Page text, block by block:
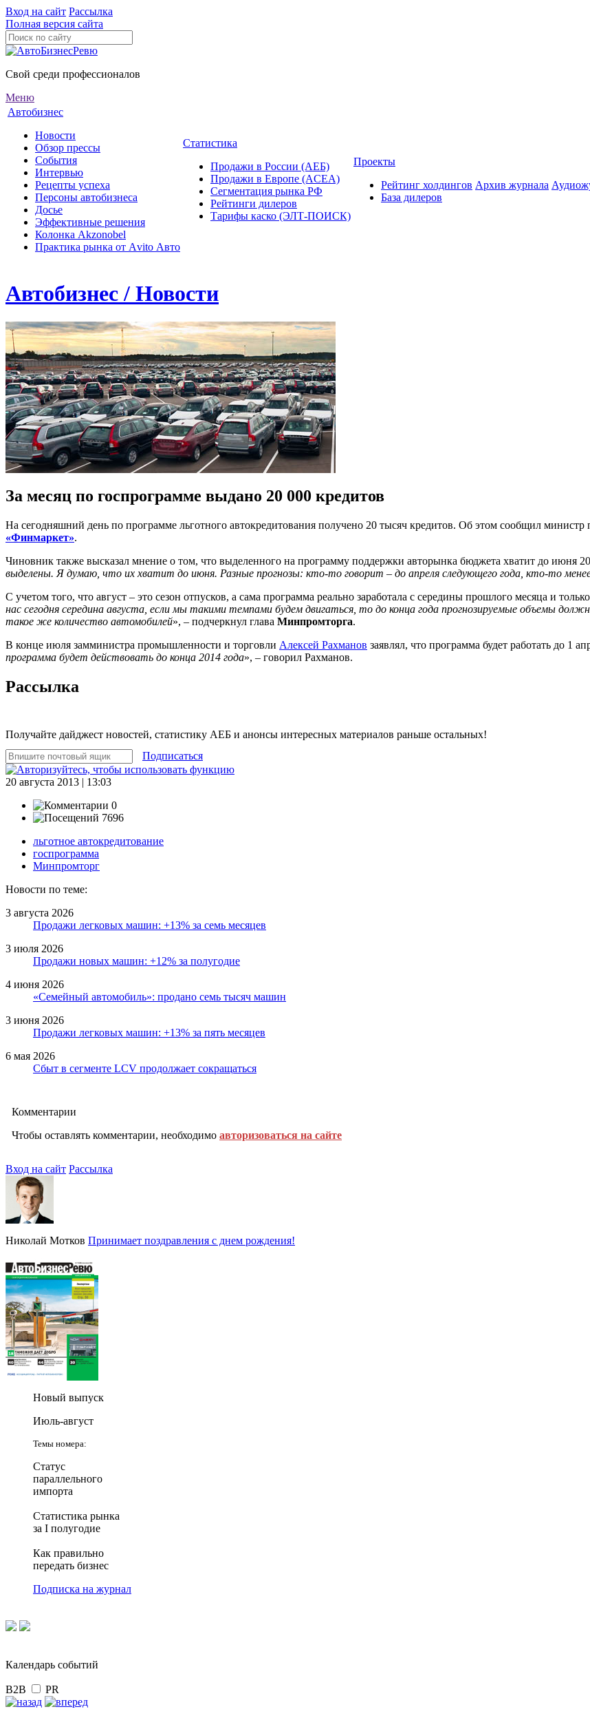
Вход на сайт Рассылка
Полная версия сайта
Свой среди профессионалов
Меню
Автобизнес
Новости
Обзор прессы
События
Интервью
Рецепты успеха
Персоны автобизнеса
Досье
Эффективные решения
Колонка Akzonobel
Практика рынка от Аvito Авто
Статистика
Продажи в России (АЕБ)
Продажи в Европе (ACEA)
Сегментация рынка РФ
Рейтинги дилеров
Тарифы каско (ЭЛТ-ПОИСК)
Проекты
Рейтинг холдингов
База дилеров
Архив журнала
Автобизнес / Новости
За месяц по госпрограмме выдано 20 000 кредитов
На сегодняшний день по программе льготного автокредитования получено 20 тысяч кредитов. Об этом сообщил
«Финмаркет».
Чиновник также высказал мнение о том, что выделенного на программу поддержки авторынка бюджета хватит до июня
выделены. Я думаю, что их хватит до июня. Разные прогнозы: кто-то говорит – до апреля следующего года, кто-то
С учетом того, что август – это сезон отпусков, а сама программа реально заработала с середины прошлого месяца и
нас сегодня середина августа, если мы такими темпами будем двигаться, то до конца года прогнозируемые объемы
такое же количество автомобилей», – подчеркнул глава Минпромторга.
В конце июля замминистра промышленности и торговли Алексей Рахманов заявлял, что программа будет работать до 1
программа будет действовать до конца 2014 года», – говорил Рахманов.
Рассылка
Получайте дайджест новостей, статистику АЕБ и анонсы интересных материалов раньше остальных!
Подписаться
20 августа 2013 | 13:03
0
7696
льготное автокредитование
госпрограмма
Минпромторг
Новости по теме:
3 августа 2026
Продажи легковых машин: +13% за семь месяцев
3 июля 2026
Продажи новых машин: +12% за полугодие
4 июня 2026
«Семейный автомобиль»: продано семь тысяч машин
3 июня 2026
Продажи легковых машин: +13% за пять месяцев
6 мая 2026
Сбыт в сегменте LCV продолжает сокращаться
Комментарии
Чтобы оставлять комментарии, необходимо авторизоваться на сайте
Вход на сайт Рассылка
Николай Мотков Принимает поздравления с днем рождения!
Новый выпуск
Июль-август
Темы номера:
Статус
параллельного
импорта
Статистика рынка
за I полугодие
Как правильно
передать бизнес
Подписка на журнал
Календарь событий
B2B PR